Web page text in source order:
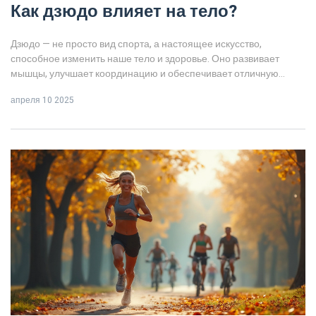
Как дзюдо влияет на тело?
Дзюдо — не просто вид спорта, а настоящее искусство,
способное изменить наше тело и здоровье. Оно развивает
мышцы, улучшает координацию и обеспечивает отличную
и укрепляют дух. Разберём, какие ещё преимущества ждут тех,
апреля 10 2025